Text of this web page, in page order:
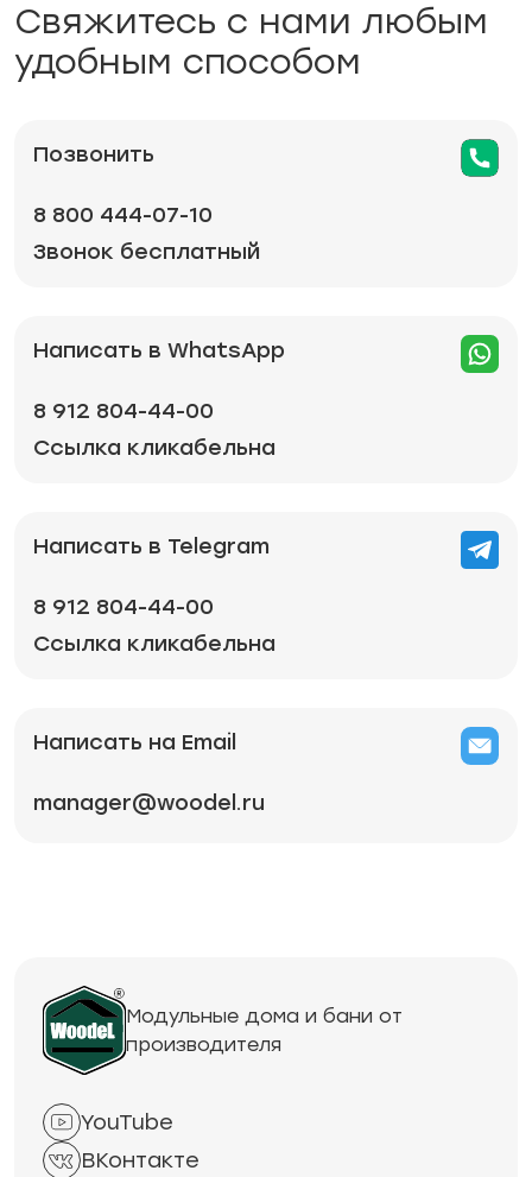
Свяжитесь с нами любым
удобным способом
Позвонить
8 800 444-07-10
Звонок бесплатный
Написать в WhatsApp
8 912 804-44-00
Ссылка кликабельна
Написать в Telegram
8 912 804-44-00
Ссылка кликабельна
Написать на Email
manager@woodel.ru
Модульные дома и бани от
производителя
YouTube
ВКонтакте